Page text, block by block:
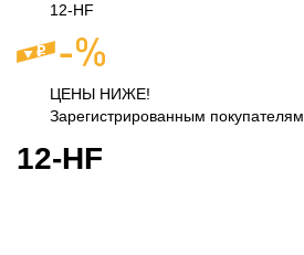
12-HF
ЦЕНЫ НИЖЕ!
Зарегистрированным покупателям
12-HF